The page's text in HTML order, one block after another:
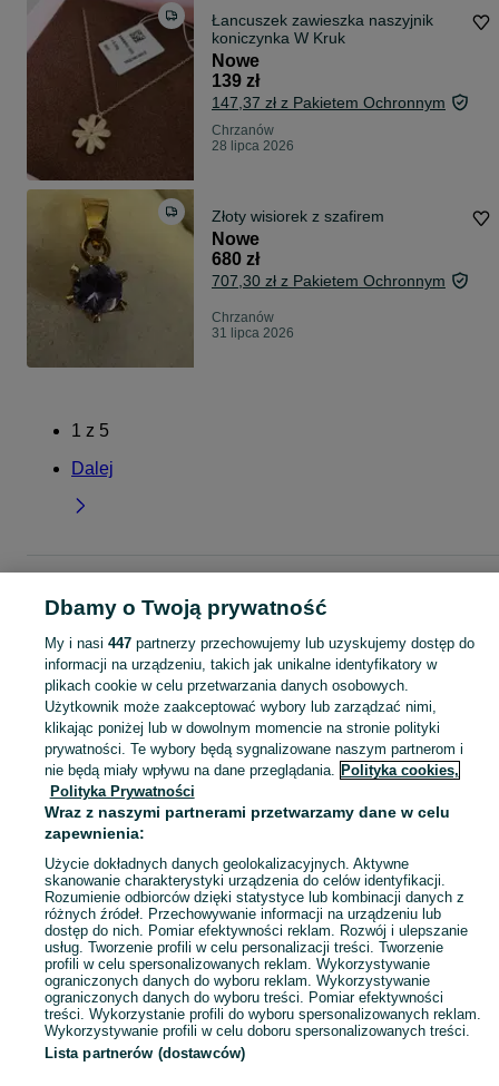
Łancuszek zawieszka naszyjnik
koniczynka W Kruk
Nowe
139 zł
147,37 zł z Pakietem Ochronnym
Chrzanów
28 lipca 2026
Złoty wisiorek z szafirem
Nowe
680 zł
707,30 zł z Pakietem Ochronnym
Chrzanów
31 lipca 2026
1 z 5
Dalej
Chrzanów
KATEGORIA
Zobacz
Mapa kategorii
Mapa miejscowości
Mapa ministron
Popularne wyszukiwania
Dbamy o Twoją prywatność
My i nasi 447partnerzy przechowujemy lub uzyskujemy dostęp do
informacji na urządzeniu, takich jak unikalne identyfikatory w
plikach cookie w celu przetwarzania danych osobowych.
Użytkownik może zaakceptować wybory lub zarządzać nimi,
klikając poniżej lub w dowolnym momencie na stronie polityki
prywatności. Te wybory będą sygnalizowane naszym partnerom i
nie będą miały wpływu na dane przeglądania. Polityka cookies,
Polityka Prywatności
Wraz z naszymi partnerami przetwarzamy dane w celu
zapewnienia:
Użycie dokładnych danych geolokalizacyjnych. Aktywne
skanowanie charakterystyki urządzenia do celów identyfikacji.
Rozumienie odbiorców dzięki statystyce lub kombinacji danych z
różnych źródeł. Przechowywanie informacji na urządzeniu lub
dostęp do nich. Pomiar efektywności reklam. Rozwój i ulepszanie
usług. Tworzenie profili w celu personalizacji treści. Tworzenie
profili w celu spersonalizowanych reklam. Wykorzystywanie
ograniczonych danych do wyboru reklam. Wykorzystywanie
ograniczonych danych do wyboru treści. Pomiar efektywności
treści. Wykorzystanie profili do wyboru spersonalizowanych reklam.
Wykorzystywanie profili w celu doboru spersonalizowanych treści.
Lista partnerów (dostawców)